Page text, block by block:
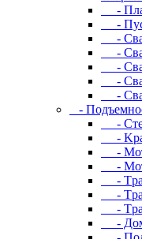
-
-
-
-
-
-
-
-
-
-
-
-
-
-
-
-